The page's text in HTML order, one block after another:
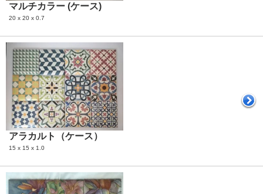
マルチカラー (ケース)
20 x 20 x 0.7
アラカルト（ケース）
15 x 15 x 1.0